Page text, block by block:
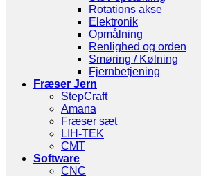
Rotations akse
Elektronik
Opmålning
Renlighed og orden
Smøring / Kølning
Fjernbetjening
Fræser Jern
StepCraft
Amana
Fræser sæt
LIH-TEK
CMT
Software
CNC